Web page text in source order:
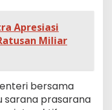
Apresiasi
Miliar
bersama
sarana prasarana